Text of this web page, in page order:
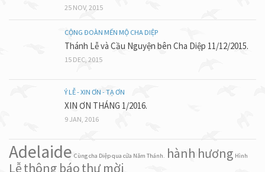
25 NOV, 2015
CỘNG ĐOÀN MẾN MỘ CHA DIỆP
Thánh Lễ và Cầu Nguyện bên Cha Diệp 11/12/2015.
15 DEC, 2015
Ý LỄ - XIN ƠN - TẠ ƠN
XIN ƠN THÁNG 1/2016.
9 JAN, 2016
Adelaide Cùng cha Diệp qua cửa Năm Thánh. hành hương Hình
Lễthông báothư mời